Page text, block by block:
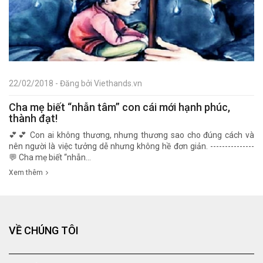
22/02/2018 - Đăng bởi Viethands.vn
Cha mẹ biết “nhẫn tâm” con cái mới hạnh phúc,
thành đạt!
💕💕 Con ai không thương, nhưng thương sao cho đúng cách và
nên người là việc tưởng dễ nhưng không hề đơn giản. ---------------
💬 Cha mẹ biết “nhẫn...
Xem thêm
VỀ CHÚNG TÔI